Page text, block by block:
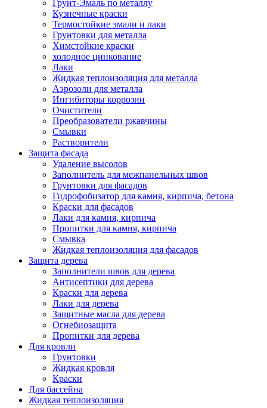
Грунт-Эмаль по металлу
Кузнечные краски
Термостойкие эмали и лаки
Грунтовки для металла
Химстойкие краски
холодное цинкование
Лаки
Жидкая теплоизоляция для металла
Аэрозоли для металла
Ингибиторы коррозии
Очистители
Преобразователи ржавчины
Смывки
Растворители
Защита фасада
Удаление высолов
Заполнитель для межпанельных швов
Грунтовки для фасадов
Гидрофобизатор для камня, кирпича, бетона
Краски для фасадов
Лаки для камня, кирпича
Пропитки для камня, кирпича
Смывка
Жидкая теплоизоляция для фасадов
Защита дерева
Заполнители швов для дерева
Антисептики для дерева
Краски для дерева
Лаки для дерева
Защитные масла для дерева
Огнебиозащита
Пропитки для дерева
Для кровли
Грунтовки
Жидкая кровля
Краски
Для бассейна
Жидкая теплоизоляция